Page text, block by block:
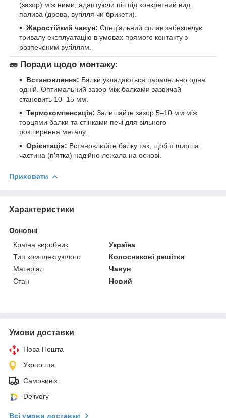
(зазор) між ними, адаптуючи піч під конкретний вид
палива (дрова, вугілля чи брикети).
Жаростійкий чавун: Спеціальний сплав забезпечує
тривалу експлуатацію в умовах прямого контакту з
розпеченим вугіллям.
🧱 Поради щодо монтажу:
Встановлення: Балки укладаються паралельно одна
одній. Оптимальний зазор між балками зазвичай
становить 10–15 мм.
Термокомпенсація: Залишайте зазор 5–10 мм між
торцями балки та стінками печі для вільного
розширення металу.
Орієнтація: Встановлюйте балку так, щоб її ширша
частина (п'ятка) надійно лежала на основі.
Приховати
Характеристики
Основні
Країна виробник
Україна
Тип комплектуючого
Колосникові решітки
Матеріал
Чавун
Стан
Новий
Умови доставки
Нова Пошта
Укрпошта
Самовивіз
Delivery
Всі умови доставки